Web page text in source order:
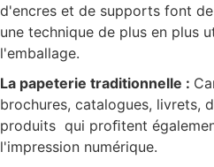
d'encres et de supports font
une technique de plus en plus
l'emballage.
La papeterie traditionnelle :
brochures, catalogues, livrets,
produits qui proﬁtent
l'impression numérique.